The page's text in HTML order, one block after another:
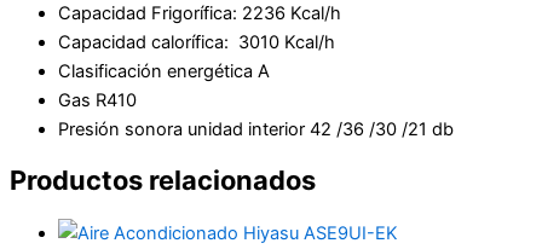
Capacidad Frigorífica: 2236 Kcal/h
Capacidad calorífica: 3010 Kcal/h
Clasificación energética A
Gas R410
Presión sonora unidad interior 42 /36 /30 /21 db
Productos relacionados